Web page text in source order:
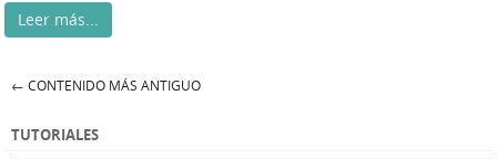
Leer más...
Post navigation
← CONTENIDO MÁS ANTIGUO
TUTORIALES